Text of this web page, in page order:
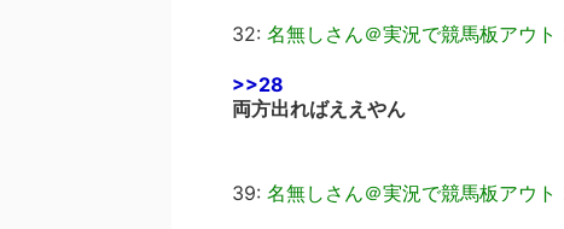
32: 名無しさん＠実況で競馬板アウト
>>28
両方出ればええやん
39: 名無しさん＠実況で競馬板アウト